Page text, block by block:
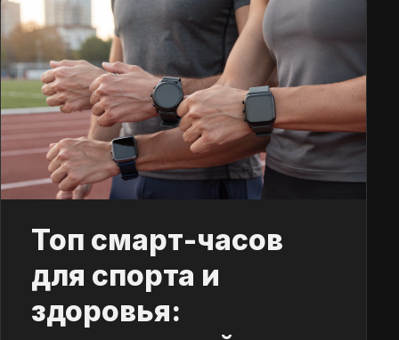
Топ смарт-часов
для спорта и
здоровья: